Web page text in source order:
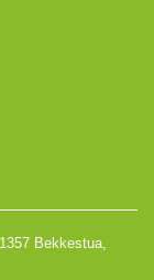
Bekkestua,